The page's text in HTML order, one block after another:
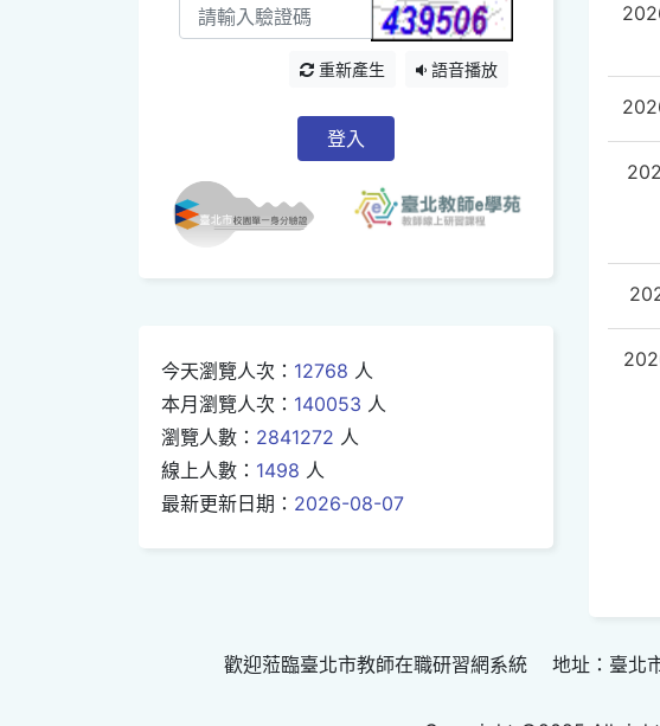
重新產生 語音播放
登入
今天瀏覽人次： 12768 人
本月瀏覽人次： 140053 人
瀏覽人數： 2841272 人
線上人數： 1498 人
最新更新日期： 2026-08-07
歡迎蒞臨臺北市教師在職研習網系統 地址：臺北